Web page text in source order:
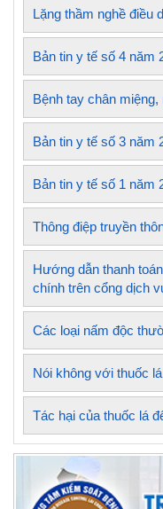
Lặng thầm nghề điều
Bản tin y tế số 4 năm
Bệnh tay chân
Bản tin y tế số 3 năm
Bản tin y tế số 1 năm
Thông điệp truyền
Hướng dẫn thanh
chính trên cổng dịch
Các loại nấm độc
Nói không với thuốc
Tác hại của thuốc lá